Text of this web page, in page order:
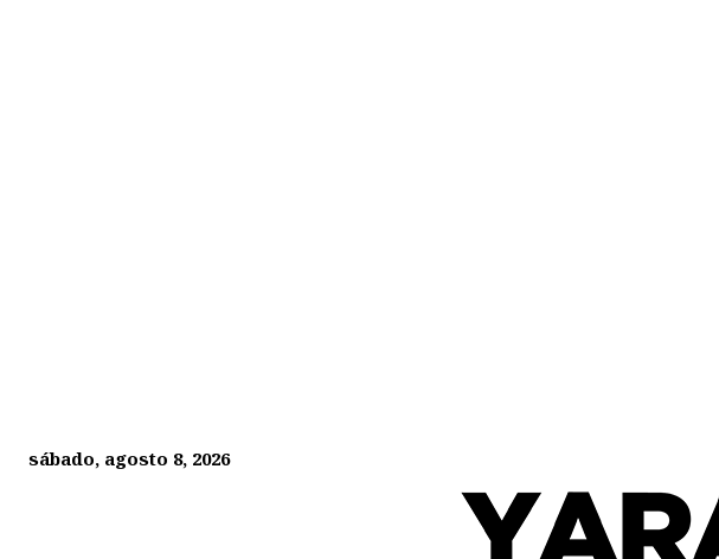
sábado, agosto 8, 2026